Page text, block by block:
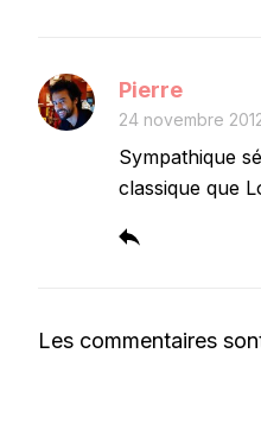
Pierre
24 novembre
Sympathique
classique que
Les commentaires